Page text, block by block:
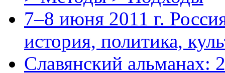
7–8 июня 2011 г.
история, политика,
Славянский альманах: